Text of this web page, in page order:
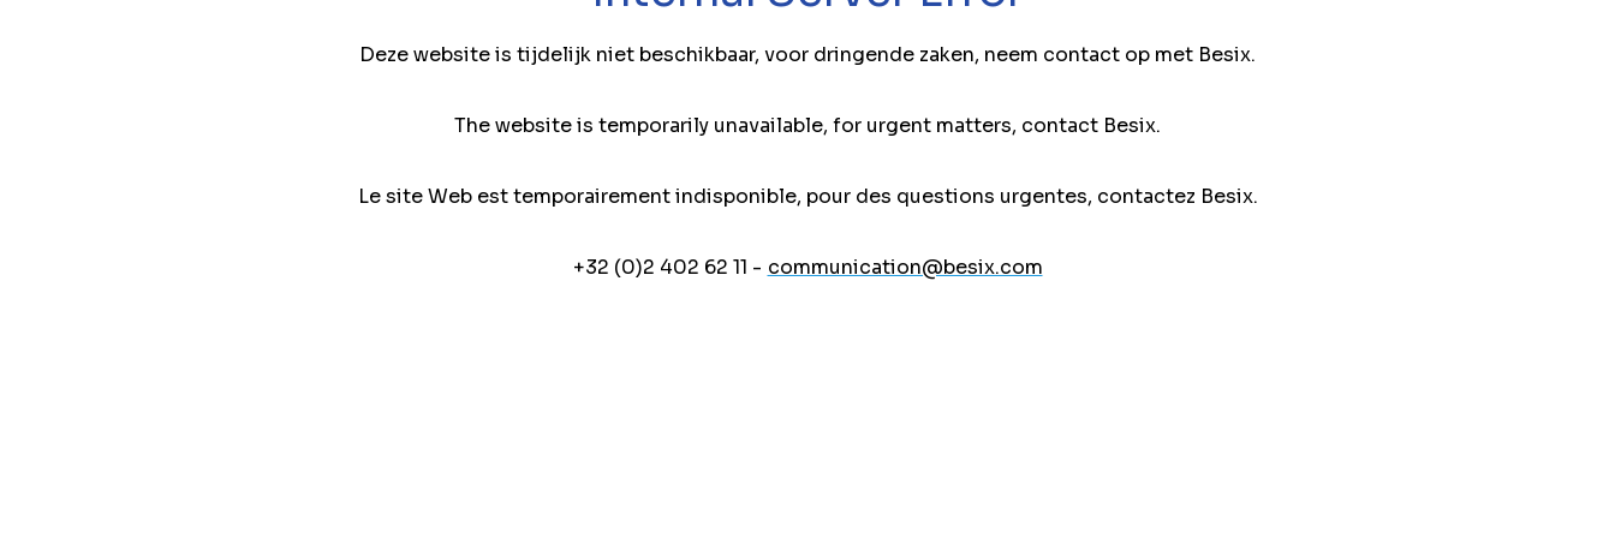
Deze website is tijdelijk niet beschikbaar, voor dringende zaken, neem contact op met Besix.
The website is temporarily unavailable, for urgent matters, contact Besix.
Le site Web est temporairement indisponible, pour des questions urgentes, contactez Besix.
+32 (0)2 402 62 11 - communication@besix.com